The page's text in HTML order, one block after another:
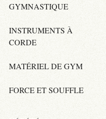
GYMNASTIQUE
INSTRUMENTS À
CORDE
MATÉRIEL DE GYM
FORCE ET SOUFFLE